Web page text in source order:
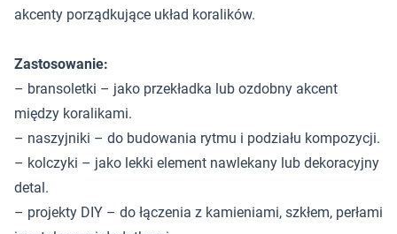
akcenty porządkujące układ koralików.
Zastosowanie:
– bransoletki – jako przekładka lub ozdobny akcent
między koralikami.
– naszyjniki – do budowania rytmu i podziału kompozycji.
– kolczyki – jako lekki element nawlekany lub dekoracyjny
detal.
– projekty DIY – do łączenia z kamieniami, szkłem, perłami